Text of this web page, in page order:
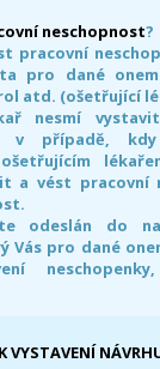
neschopnost?
pracovní
pro dané
atd. (ošetřující
nesmí
v případě,
a vést pracovní
odeslán do
Vás pro dané
VYSTAVENÍ